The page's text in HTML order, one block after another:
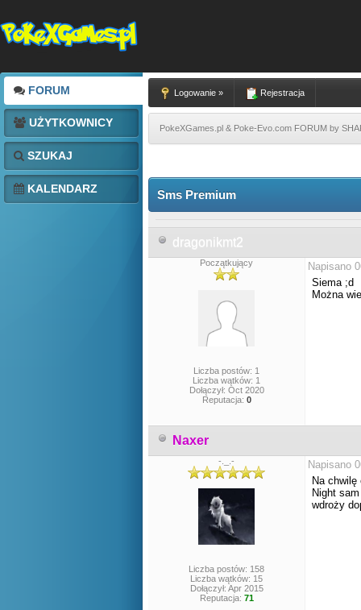
FORUM
UŻYTKOWNICY
SZUKAJ
KALENDARZ
Logowanie » Rejestracja
PokeXGames.pl & Poke-Evo.com FORUM by
Sms Premium
dragonikmt2
Początkujący
Liczba postów: 1
Liczba wątków: 1
Dołączył: Oct 2020
Reputacja: 0
Napisano
Siema ;d
Można
Naxer
-._.-
Liczba postów: 158
Liczba wątków: 15
Dołączył: Apr 2015
Reputacja: 71
Napisano
Na
Night
wdroży